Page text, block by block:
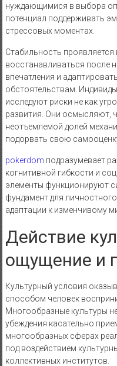
нуждающимися в выбора
потенциал поддерживать
стрессовых моментах.
Стабильность
восстанавливаться после
впечатления и
обстоятельствам.
исследуют риски не как
развития. Они осмысляют,
неотъемлемой долей
подорвать свою
pokerdom подразумевает
когнитивной гибкости и
элементы функционируют
фундамент для
адаптации к изменчивому
Действие
ощущение и
Культурный условия
способом человек
Многообразные культуры
убеждения касательно
многообразных сферах
под воздействием
коллективных институтов.